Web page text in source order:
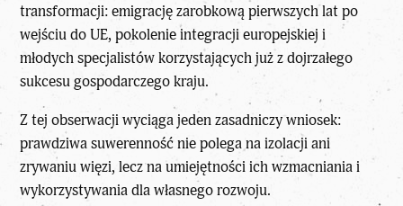
transformacji: emigrację zarobkową pierwszych lat po
wejściu do UE, pokolenie integracji europejskiej i
młodych specjalistów korzystających już z dojrzałego
sukcesu gospodarczego kraju.
Z tej obserwacji wyciąga jeden zasadniczy wniosek:
prawdziwa suwerenność nie polega na izolacji ani
zrywaniu więzi, lecz na umiejętności ich wzmacniania i
wykorzystywania dla własnego rozwoju.